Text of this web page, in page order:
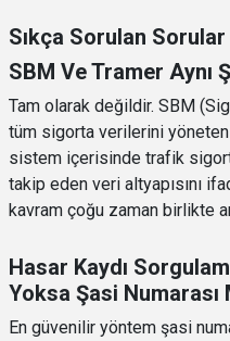
Sıkça Sorulan
SBM Ve Tramer Aynı
Tam olarak değildir. SBM
tüm sigorta verilerini yöneten
sistem içerisinde trafik
takip eden veri altyapısını
kavram çoğu zaman birlikte
Hasar Kaydı
Yoksa Şasi Numarası
En güvenilir yöntem şasi